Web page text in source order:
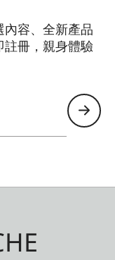
內容、全新產品
註冊，親身體驗